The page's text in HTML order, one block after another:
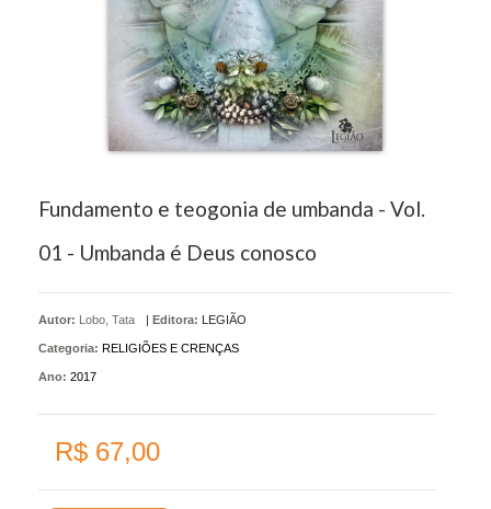
Fundamento e teogonia de umbanda - Vol.
01 - Umbanda é Deus conosco
Autor: Lobo, Tata | Editora: LEGIÃO
Categoria: RELIGIÕES E CRENÇAS
Ano: 2017
R$ 67,00